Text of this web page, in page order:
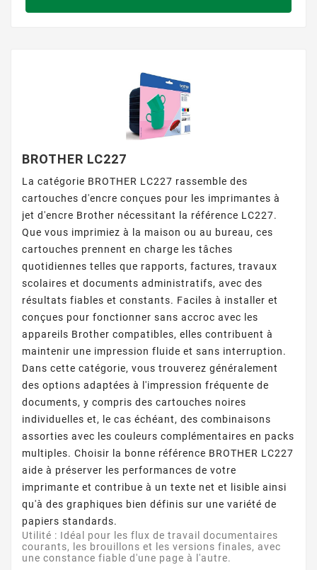
BROTHER LC227
La catégorie BROTHER LC227 rassemble des
cartouches d'encre conçues pour les imprimantes à
jet d'encre Brother nécessitant la référence LC227.
Que vous imprimiez à la maison ou au bureau, ces
cartouches prennent en charge les tâches
quotidiennes telles que rapports, factures, travaux
scolaires et documents administratifs, avec des
résultats fiables et constants. Faciles à installer et
conçues pour fonctionner sans accroc avec les
appareils Brother compatibles, elles contribuent à
maintenir une impression fluide et sans interruption.
Dans cette catégorie, vous trouverez généralement
des options adaptées à l'impression fréquente de
documents, y compris des cartouches noires
individuelles et, le cas échéant, des combinaisons
assorties avec les couleurs complémentaires en packs
multiples. Choisir la bonne référence BROTHER LC227
aide à préserver les performances de votre
imprimante et contribue à un texte net et lisible ainsi
qu'à des graphiques bien définis sur une variété de
papiers standards.
Utilité : Idéal pour les flux de travail documentaires
courants, les brouillons et les versions finales, avec
une constance fiable d'une page à l'autre.